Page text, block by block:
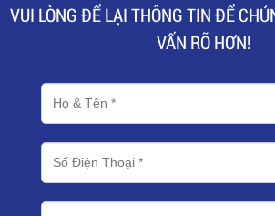
VUI LÒNG ĐỂ LẠI THÔNG TIN ĐỂ
VẤN RÕ HƠN!